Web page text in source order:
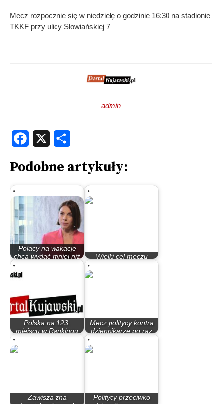
Mecz rozpocznie się w niedzielę o godzinie 16:30 na stadionie
TKKF przy ulicy Słowiańskiej 7.
admin
Facebook
Podobne artykuły:
Polacy na wakacje
chcą wydać mniej niż
Wielki cel meczu
Polska na 123.
miejscu w Rankingu
Mecz politycy kontra
dziennikarze po raz
Zawisza zna
Politycy przeciwko